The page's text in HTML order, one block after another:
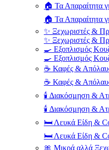
🏠 Τα Απαραίτητα
🏠 Τα Απαραίτητα
✨ Ξεχωριστές &
✨ Ξεχωριστές &
🍳 Εξοπλισμός
🍳 Εξοπλισμός
☕ Καφές &
☕ Καφές &
🕯️ Διακόσμηση &
🕯️ Διακόσμηση &
🛏️ Λευκά Είδη &
🛏️ Λευκά Είδη &
🎀 Μικρά αλλά